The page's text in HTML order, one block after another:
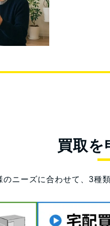
買取を
のニーズに合わせて、3種